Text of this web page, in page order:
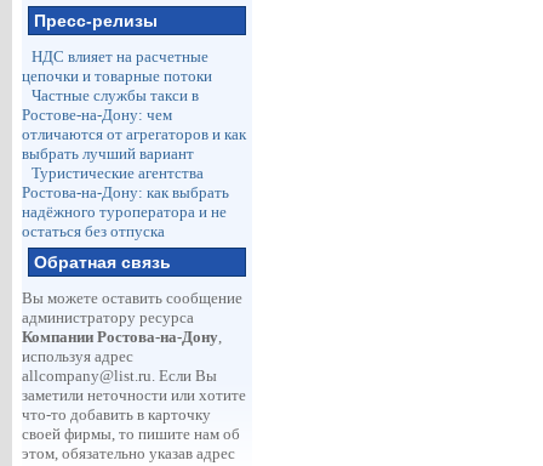
Пресс-релизы
НДС влияет на расчетные
цепочки и товарные потоки
Частные службы такси в
Ростове-на-Дону: чем
отличаются от агрегаторов и как
выбрать лучший вариант
Туристические агентства
Ростова-на-Дону: как выбрать
надёжного туроператора и не
остаться без отпуска
Обратная связь
Вы можете оставить сообщение
администратору ресурса
Компании Ростова-на-Дону,
используя адрес
allcompany@list.ru. Если Вы
заметили неточности или хотите
что-то добавить в карточку
своей фирмы, то пишите нам об
этом, обязательно указав адрес